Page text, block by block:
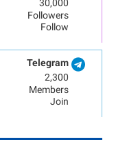
30,000
Followers
Follow
Telegram
2,300
Members
Join